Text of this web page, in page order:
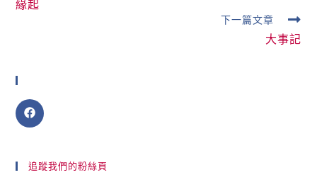
緣起
下一篇文章
大事記
追蹤我們的粉絲頁